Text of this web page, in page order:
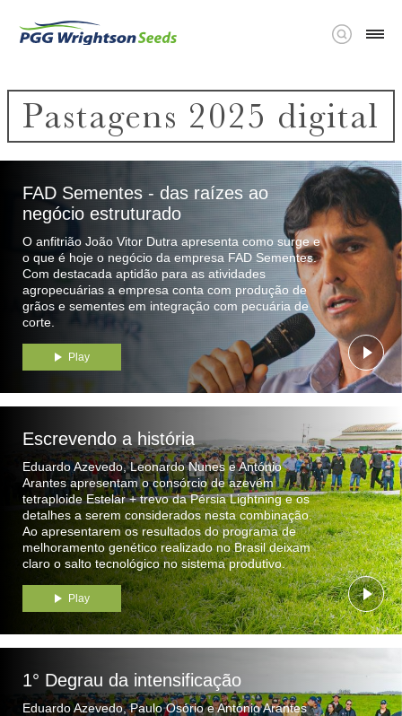
Pastagens 2025 digital
FAD Sementes - das raízes ao
negócio estruturado
O anfitrião João Vitor Dutra apresenta como surge e
o que é hoje o negócio da empresa FAD Sementes.
Com destacada aptidão para as atividades
agropecuárias a empresa conta com produção de
grãos e sementes em integração com pecuária de
corte.
Play
Escrevendo a história
Eduardo Azevedo, Leonardo Nunes e António
Arantes apresentam o consórcio de azevém
tetraploide Estelar + trevo da Pérsia Lightning e os
detalhes a serem considerados nesta combinação.
Ao apresentarem os resultados do programa de
melhoramento genético realizado no Brasil deixam
claro o salto tecnológico no sistema produtivo.
Play
1° Degrau da intensificação
Eduardo Azevedo, Paulo Osório e António Arantes
EXIT
PLAY VIDEO EXIT
PLAY VIDEO EXIT
PLAY VIDEO EXIT
PLAY VIDEO EXIT
PLAY VIDEO EXIT
PLAY VIDEO